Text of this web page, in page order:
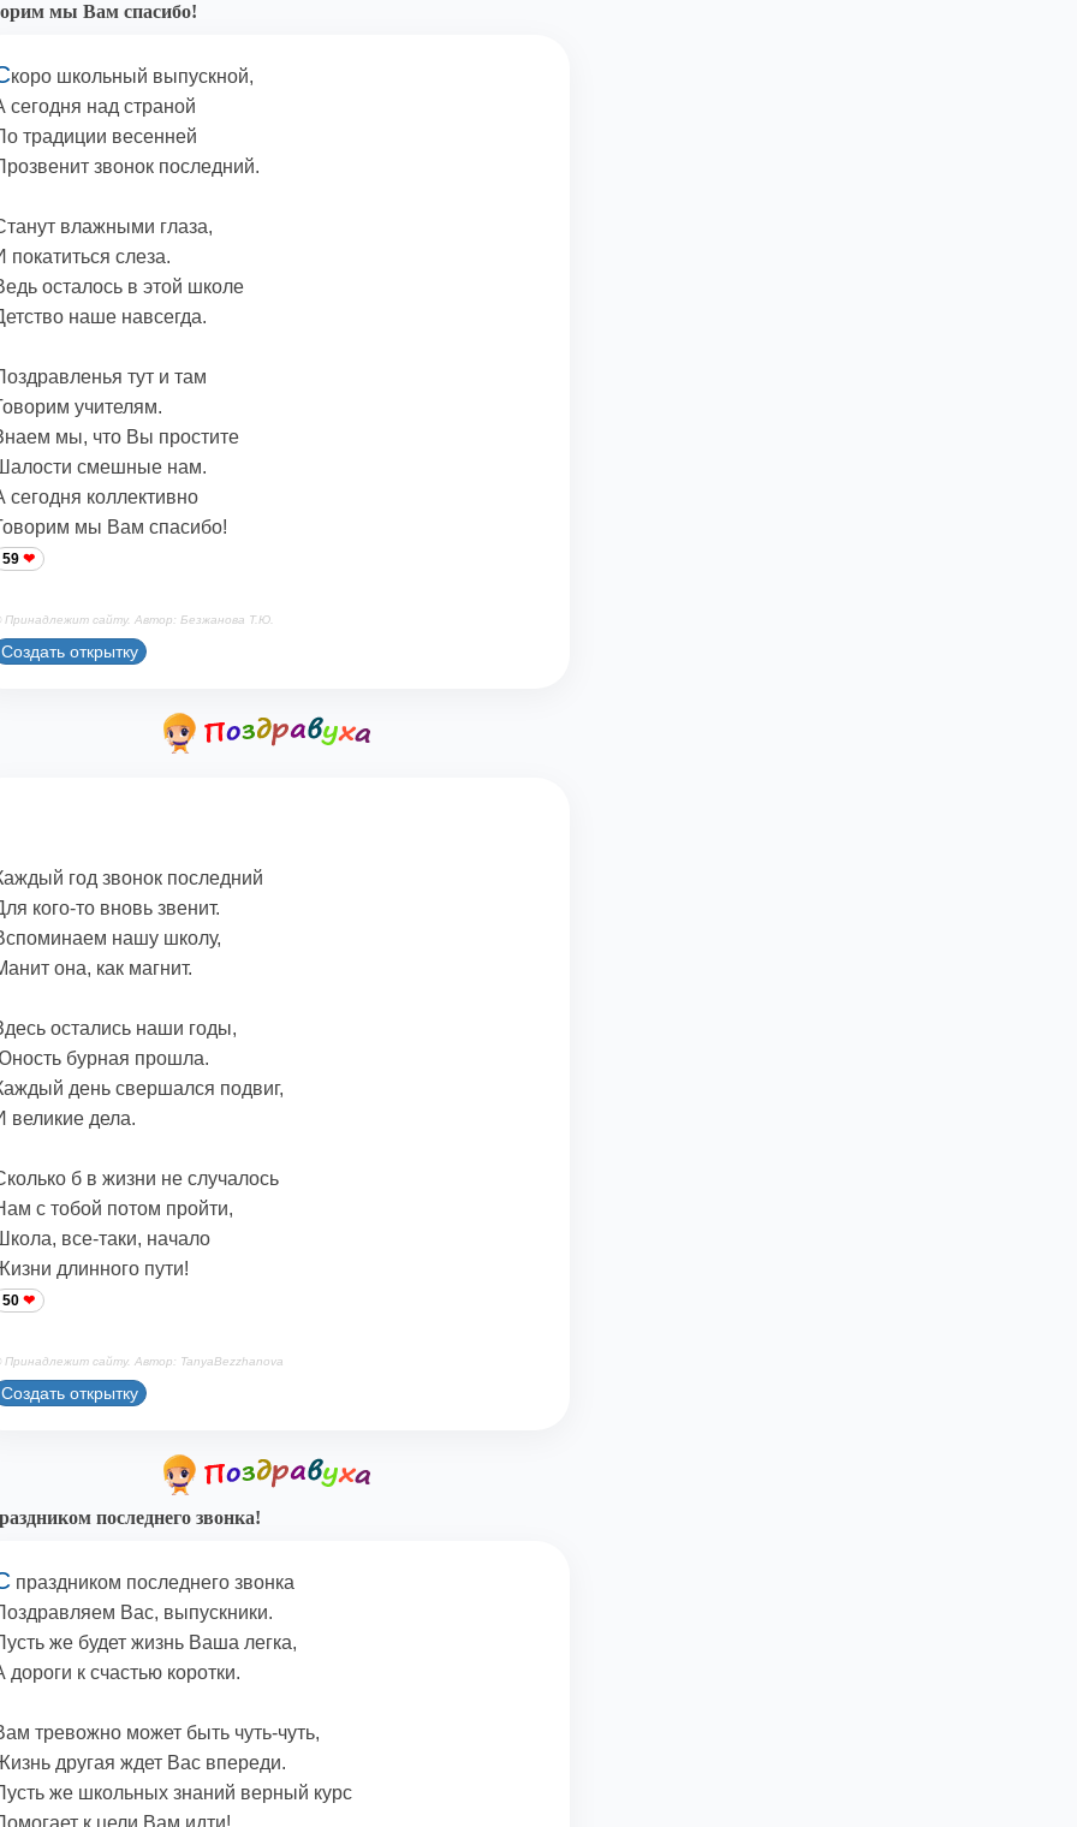
мы Вам спасибо!
коро школьный выпускной,
сегодня над страной
традиции весенней
звонок последний.
влажными глаза,
покатиться слеза.
осталось в этой школе
наше навсегда.
тут и там
учителям.
мы, что Вы простите
смешные нам.
сегодня коллективно
мы Вам спасибо!
59
Принадлежит сайту. Автор: Безжанова Т.Ю.
Создать открытку
год звонок последний
кого-то вновь звенит.
нашу школу,
она, как магнит.
остались наши годы,
бурная прошла.
день свершался подвиг,
великие дела.
б в жизни не случалось
с тобой потом пройти,
все-таки, начало
длинного пути!
50
Принадлежит сайту. Автор: TanyaBezzhanova
Создать открытку
последнего звонка!
праздником последнего звонка
Вас, выпускники.
же будет жизнь Ваша легка,
дороги к счастью коротки.
тревожно может быть чуть-чуть,
другая ждет Вас впереди.
же школьных знаний верный курс
к цели Вам идти!